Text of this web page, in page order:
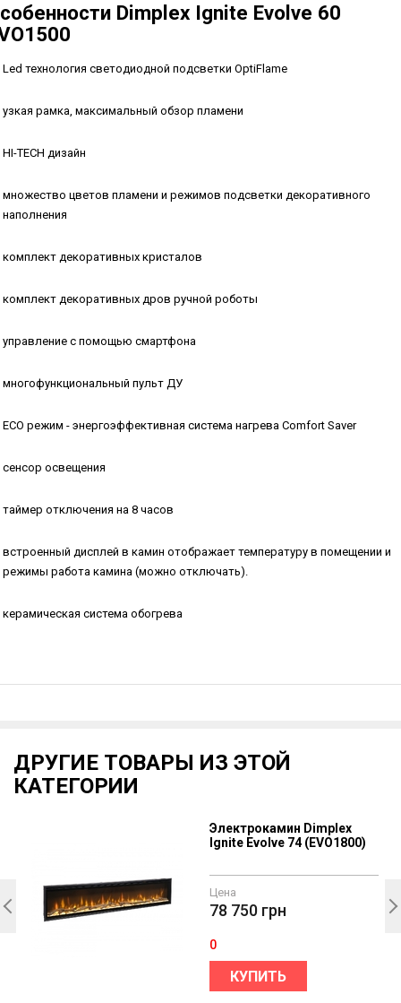
Dimplex Ignite Evolve 60
Led технология светодиодной подсветки OptiFlame
узкая рамка, максимальный обзор пламени
HI-TECH дизайн
множество цветов пламени и режимов подсветки декоративного
наполнения
комплект декоративных кристалов
комплект декоративных дров ручной роботы
управление с помощью смартфона
многофункциональный пульт ДУ
ECO режим - энергоэффективная система нагрева Comfort Saver
сенсор освещения
таймер отключения на 8 часов
встроенный дисплей в камин отображает температуру в помещении и
режимы работа камина (можно отключать).
керамическая система обогрева
ДРУГИЕ ТОВАРЫ ИЗ ЭТОЙ
КАТЕГОРИИ
Электрокамин Dimplex
Ignite Evolve 74 (EVO1800)
Цена
78 750 грн
0
КУПИТЬ